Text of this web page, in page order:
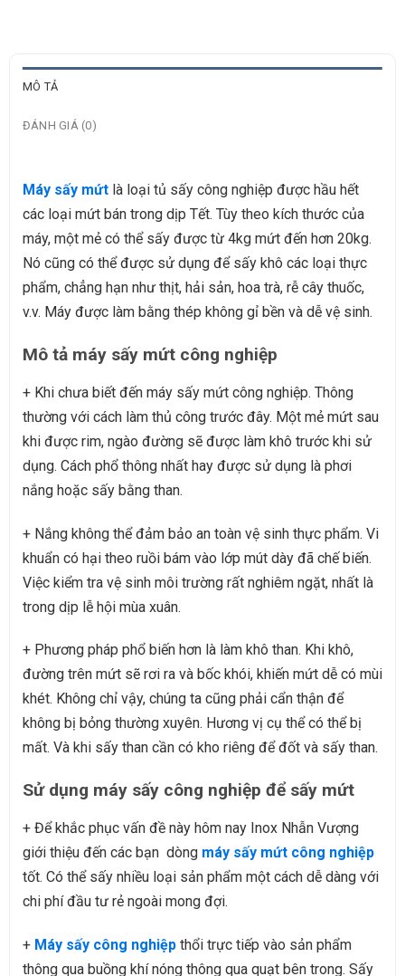
MÔ TẢ
ĐÁNH GIÁ (0)
Máy sấy mứtlà loại tủ sấy công nghiệp được hầu hết
các loại mứt bán trong dịp Tết. Tùy theo kích thước của
máy, một mẻ có thể sấy được từ 4kg mứt đến hơn 20kg.
Nó cũng có thể được sử dụng để sấy khô các loại thực
phẩm, chẳng hạn như thịt, hải sản, hoa trà, rễ cây thuốc,
v.v. Máy được làm bằng thép không gỉ bền và dễ vệ sinh.
Mô tả máy sấy mứt công nghiệp
+ Khi chưa biết đến máy sấy mứt công nghiệp. Thông
thường với cách làm thủ công trước đây. Một mẻ mứt sau
khi được rim, ngào đường sẽ được làm khô trước khi sử
dụng. Cách phổ thông nhất hay được sử dụng là phơi
nắng hoặc sấy bằng than.
+ Nắng không thể đảm bảo an toàn vệ sinh thực phẩm. Vi
khuẩn có hại theo ruồi bám vào lớp mút dày đã chế biến.
Việc kiểm tra vệ sinh môi trường rất nghiêm ngặt, nhất là
trong dịp lễ hội mùa xuân.
+ Phương pháp phổ biến hơn là làm khô than. Khi khô,
đường trên mứt sẽ rơi ra và bốc khói, khiến mứt dễ có mùi
khét. Không chỉ vậy, chúng ta cũng phải cẩn thận để
không bị bỏng thường xuyên. Hương vị cụ thể có thể bị
mất. Và khi sấy than cần có kho riêng để đốt và sấy than.
Sử dụng máy sấy công nghiệp để sấy mứt
+ Để khắc phục vấn đề này hôm nay Inox Nhẫn Vượng
giới thiệu đến các bạn dòng máy sấy mứt công nghiệp
tốt. Có thể sấy nhiều loại sản phẩm một cách dễ dàng với
chi phí đầu tư rẻ ngoài mong đợi.
+ Máy sấy công nghiệp thổi trực tiếp vào sản phẩm
thông qua buồng khí nóng thông qua quạt bên trong. Sấy